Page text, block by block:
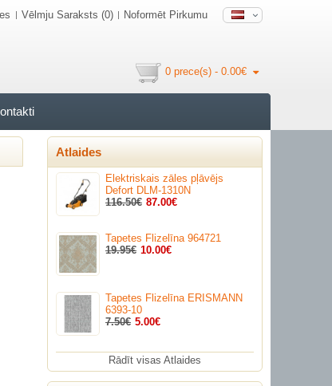
Vēlmju Saraksts (0) Noformēt Pirkumu
0 prece(s) - 0.00€
Atlaides
Elektriskais zāles pļāvējs
Defort DLM-1310N
116.50€ 87.00€
Tapetes Flizelīna 964721
19.95€ 10.00€
Tapetes Flizelīna ERISMANN
6393-10
7.50€ 5.00€
Rādīt visas Atlaides